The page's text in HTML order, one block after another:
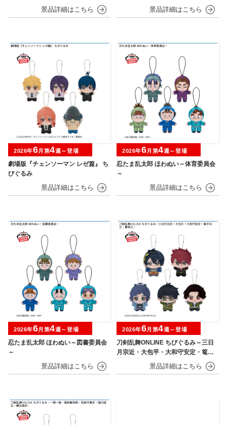
劇場版『チェンソーマン レゼ篇』 ち
びぐるみ
2026年6月第4週～登場
忍たま乱太郎 ほわぬい～体育委員会
～
2026年6月第4週～登場
忍たま乱太郎 ほわぬい～図書委員会
～
2026年6月第4週～登場
刀剣乱舞ONLINE ちびぐるみ～三日
月宗近・大包平・大和守安定・篭手
切江・豊前江～
2026年6月第4週～登場